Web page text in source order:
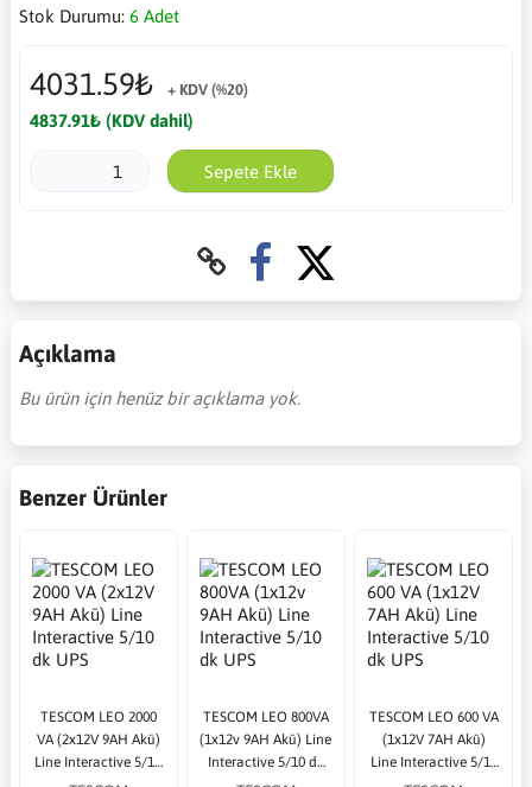
Stok Durumu: 6 Adet
4031.59₺ + KDV (%20)
4837.91₺ (KDV dahil)
Sepete Ekle
Açıklama
Bu ürün için henüz bir açıklama yok.
Benzer Ürünler
TESCOM LEO 2000
VA (2x12V 9AH Akü)
Line Interactive 5/10
TESCOM LEO 800VA
(1x12v 9AH Akü) Line
Interactive 5/10 dk
TESCOM LEO 600 VA
(1x12V 7AH Akü)
Line Interactive 5/10